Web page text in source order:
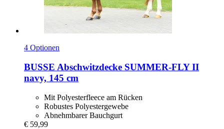
4 Optionen
BUSSE Abschwitzdecke SUMMER-​FLY II
navy, 145 cm
Mit Polyesterfleece am Rücken
Robustes Polyestergewebe
Abnehmbarer Bauchgurt
€ 59,99